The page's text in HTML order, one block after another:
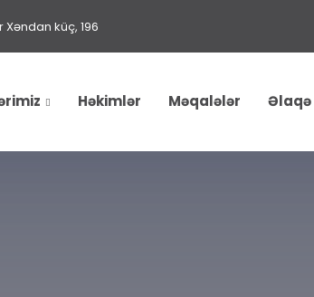
küç, 196
Həkimlər Məqalələr Əlaqə